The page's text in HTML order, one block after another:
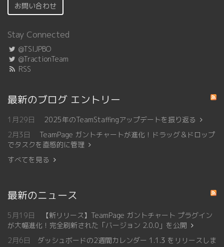
お問い合わせ
Stay Connected
@TSIJPBO
@TractionTeam
RSS
最新のブログ エントリー
1月29日
2025年のTeamStaffingアップデートを振り返る
2月3日
TeamPage ガントチャートが進化！ドラッグ＆ドロップ
でタスクを直感的に管理
すべてを見る
最新のニュース
5月19日
【新リリース】TeamPage ガントチャート プラグイン
が大幅進化！完全刷新された「バージョン 2.0.0」を公開
2月6日
ダッシュボードの2週間カレンダー 1.1.3 をリリースしま